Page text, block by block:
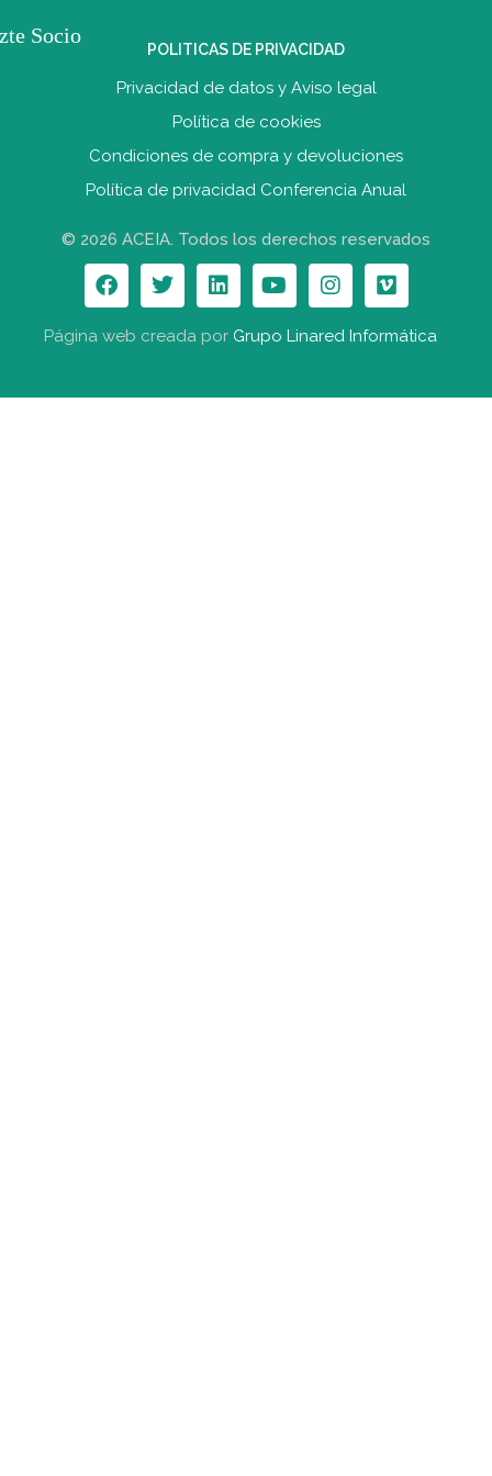
POLITICAS DE PRIVACIDAD
Privacidad de datos y Aviso legal
Política de cookies
Condiciones de compra y devoluciones
Política de privacidad Conferencia Anual
© 2026 ACEIA. Todos los derechos reservados
Página web creada por Grupo Linared Informática
Socio